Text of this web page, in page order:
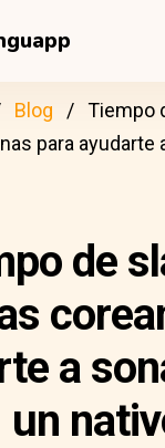
Blog
Tiempo
para ayudarte
de
a
un